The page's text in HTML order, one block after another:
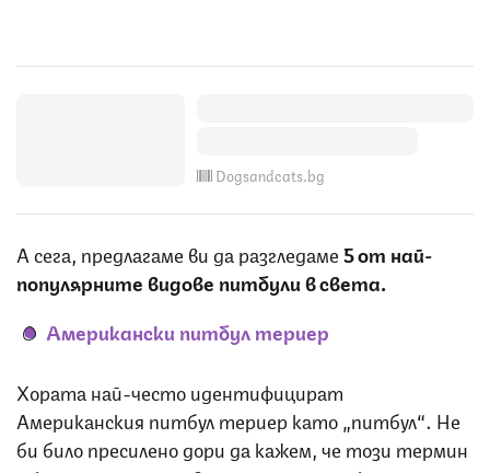
Dogsandcats.bg
А сега, предлагаме ви да разгледаме5 от най-
популярните видове питбули в света.
Американски питбул териер
Хората най-често идентифицират
Американския питбул териер като „питбул“. Не
би било пресилено дори да кажем, че този термин